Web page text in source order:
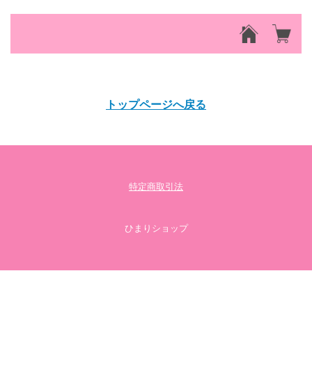
トップページへ戻る
特定商取引法
ひまりショップ